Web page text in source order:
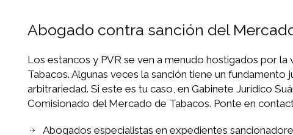
Abogado contra sanción del
Los estancos y PVR se ven a menudo hostigados por
Tabacos. Algunas veces la sanción tiene un
arbitrariedad. Si este es tu caso, en Gabinete Jurídico
Comisionado del Mercado de Tabacos. Ponte en
Abogados especialistas en expedientes